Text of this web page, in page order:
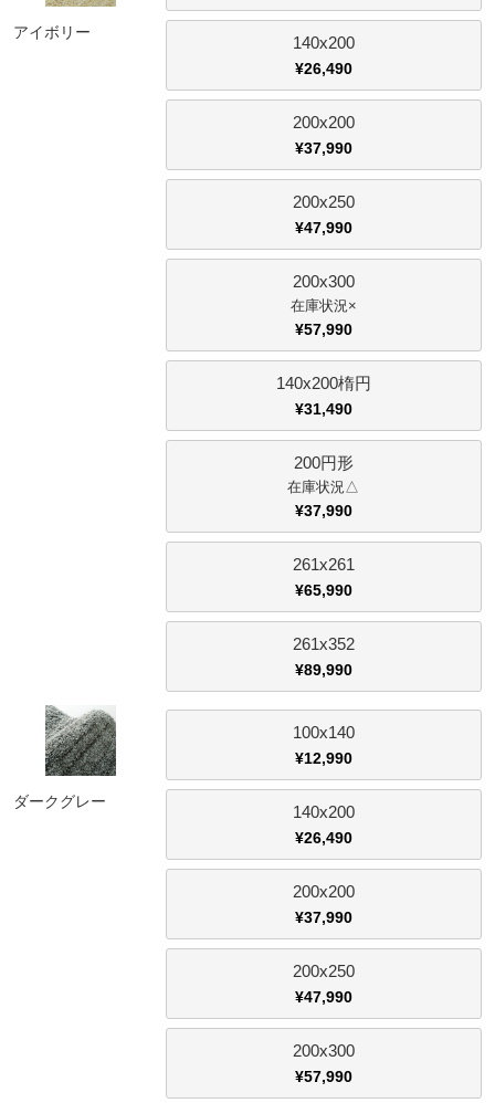
家電・照明器具
アイボリー
140x200
¥26,490
200x200
¥37,990
200x250
¥47,990
200x300
×
¥57,990
140x200楕円
¥31,490
200円形
△
¥37,990
261x261
¥65,990
261x352
¥89,990
ダークグレー
100x140
¥12,990
140x200
¥26,490
200x200
¥37,990
200x250
¥47,990
200x300
¥57,990